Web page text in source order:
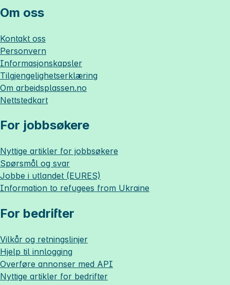
Om oss
Kontakt oss
Personvern
Informasjonskapsler
Tilgjengelighetserklæring
Om arbeidsplassen.no
Nettstedkart
For jobbsøkere
Nyttige artikler for jobbsøkere
Spørsmål og svar
Jobbe i utlandet (EURES)
Information to refugees from Ukraine
For bedrifter
Vilkår og retningslinjer
Hjelp til innlogging
Overføre annonser med API
Nyttige artikler for bedrifter